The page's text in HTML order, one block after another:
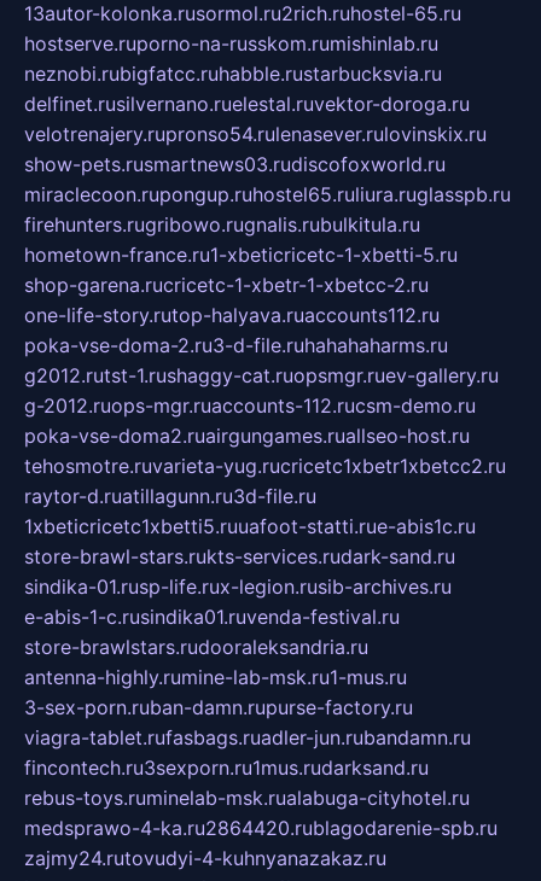
13autor-kolonka.rusormol.ru2rich.ruhostel-65.ru
hostserve.ruporno-na-russkom.rumishinlab.ru
neznobi.rubigfatcc.ruhabble.rustarbucksvia.ru
delfinet.rusilvernano.ruelestal.ruvektor-doroga.ru
velotrenajery.rupronso54.rulenasever.rulovinskix.ru
show-pets.rusmartnews03.rudiscofoxworld.ru
miraclecoon.rupongup.ruhostel65.ruliura.ruglasspb.ru
firehunters.rugribowo.rugnalis.rubulkitula.ru
hometown-france.ru1-xbeticricetc-1-xbetti-5.ru
shop-garena.rucricetc-1-xbetr-1-xbetcc-2.ru
one-life-story.rutop-halyava.ruaccounts112.ru
poka-vse-doma-2.ru3-d-file.ruhahahaharms.ru
g2012.rutst-1.rushaggy-cat.ruopsmgr.ruev-gallery.ru
g-2012.ruops-mgr.ruaccounts-112.rucsm-demo.ru
poka-vse-doma2.ruairgungames.ruallseo-host.ru
tehosmotre.ruvarieta-yug.rucricetc1xbetr1xbetcc2.ru
raytor-d.ruatillagunn.ru3d-file.ru
1xbeticricetc1xbetti5.ruuafoot-statti.rue-abis1c.ru
store-brawl-stars.rukts-services.rudark-sand.ru
sindika-01.rusp-life.rux-legion.rusib-archives.ru
e-abis-1-c.rusindika01.ruvenda-festival.ru
store-brawlstars.rudooraleksandria.ru
antenna-highly.rumine-lab-msk.ru1-mus.ru
3-sex-porn.ruban-damn.rupurse-factory.ru
viagra-tablet.rufasbags.ruadler-jun.rubandamn.ru
fincontech.ru3sexporn.ru1mus.rudarksand.ru
rebus-toys.ruminelab-msk.rualabuga-cityhotel.ru
medsprawo-4-ka.ru2864420.rublagodarenie-spb.ru
zajmy24.rutovudyi-4-kuhnyanazakaz.ru